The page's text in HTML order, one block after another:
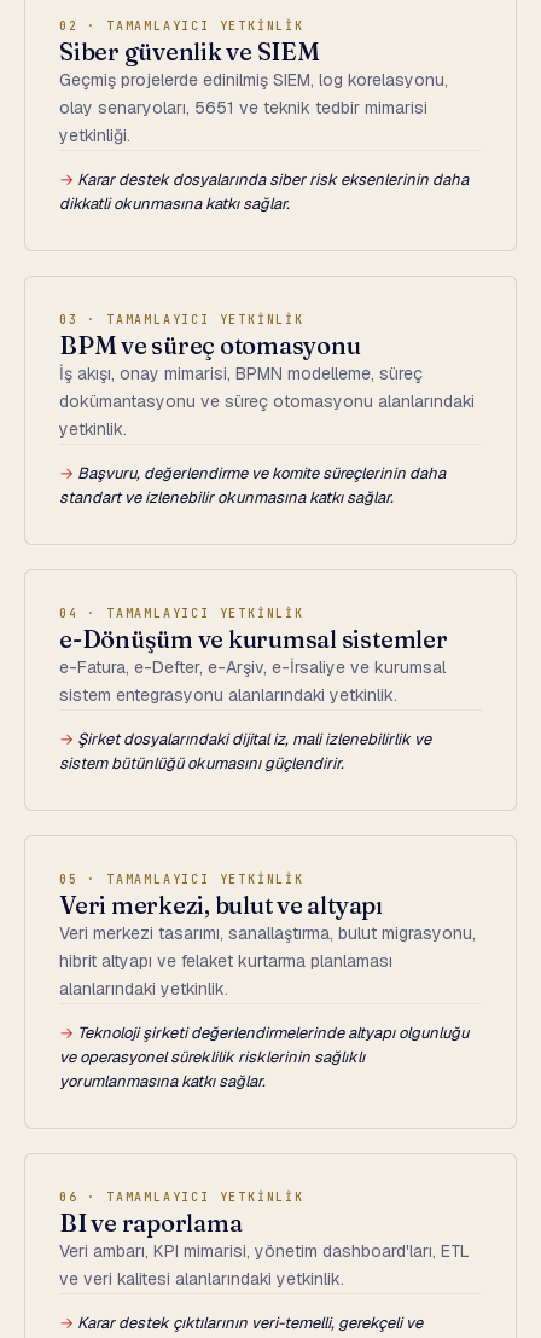
02 · TAMAMLAYICI YETKİNLİK
Siber güvenlik ve SIEM
Geçmiş projelerde edinilmiş SIEM, log korelasyonu,
olay senaryoları, 5651 ve teknik tedbir mimarisi
yetkinliği.
→ Karar destek dosyalarında siber risk eksenlerinin daha
dikkatli okunmasına katkı sağlar.
03 · TAMAMLAYICI YETKİNLİK
BPM ve süreç otomasyonu
İş akışı, onay mimarisi, BPMN modelleme, süreç
dokümantasyonu ve süreç otomasyonu alanlarındaki
yetkinlik.
→ Başvuru, değerlendirme ve komite süreçlerinin daha
standart ve izlenebilir okunmasına katkı sağlar.
04 · TAMAMLAYICI YETKİNLİK
e-Dönüşüm ve kurumsal sistemler
e-Fatura, e-Defter, e-Arşiv, e-İrsaliye ve kurumsal
sistem entegrasyonu alanlarındaki yetkinlik.
→ Şirket dosyalarındaki dijital iz, mali izlenebilirlik ve
sistem bütünlüğü okumasını güçlendirir.
05 · TAMAMLAYICI YETKİNLİK
Veri merkezi, bulut ve altyapı
Veri merkezi tasarımı, sanallaştırma, bulut migrasyonu,
hibrit altyapı ve felaket kurtarma planlaması
alanlarındaki yetkinlik.
→ Teknoloji şirketi değerlendirmelerinde altyapı olgunluğu
ve operasyonel süreklilik risklerinin sağlıklı
yorumlanmasına katkı sağlar.
06 · TAMAMLAYICI YETKİNLİK
BI ve raporlama
Veri ambarı, KPI mimarisi, yönetim dashboard'ları, ETL
ve veri kalitesi alanlarındaki yetkinlik.
→ Karar destek çıktılarının veri-temelli, gerekçeli ve